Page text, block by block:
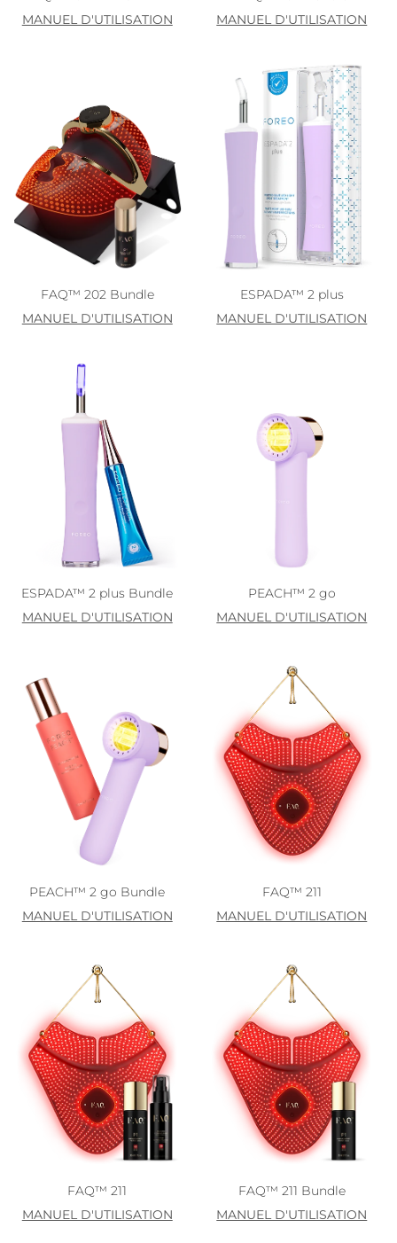
MANUEL D'UTILISATION
MANUEL D'UTILISATION
FAQ™ 202 Bundle
MANUEL D'UTILISATION
ESPADA™ 2 plus
MANUEL D'UTILISATION
ESPADA™ 2 plus Bundle
MANUEL D'UTILISATION
PEACH™ 2 go
MANUEL D'UTILISATION
PEACH™ 2 go Bundle
MANUEL D'UTILISATION
FAQ™ 211
MANUEL D'UTILISATION
FAQ™ 211
MANUEL D'UTILISATION
FAQ™ 211 Bundle
MANUEL D'UTILISATION